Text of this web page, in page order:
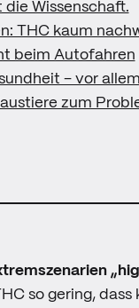
die Wissenschaft.
THC kaum
beim Autofahren
– vor
zum
so gering, dass